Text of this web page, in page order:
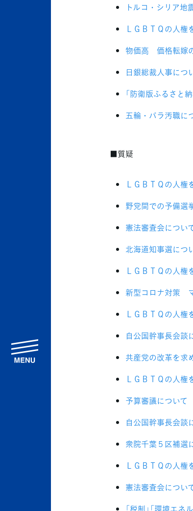
トルコ・シリア
ＬＧＢＴＱの人権
物価高 価格転嫁
日銀総裁人事につ
「防衛版ふるさと
五輪・パラ汚職に
■質疑
ＬＧＢＴＱの人権
野党間での予備選
憲法審査会について
北海道知事選につ
ＬＧＢＴＱの人権
新型コロナ対策 マ
ＬＧＢＴＱの人権
自公国幹事長会談
共産党の改革を求
ＬＧＢＴＱの人権
予算審議について
自公国幹事長会談
衆院千葉５区補選
ＬＧＢＴＱの人権
憲法審査会について
「税制」「環境エ